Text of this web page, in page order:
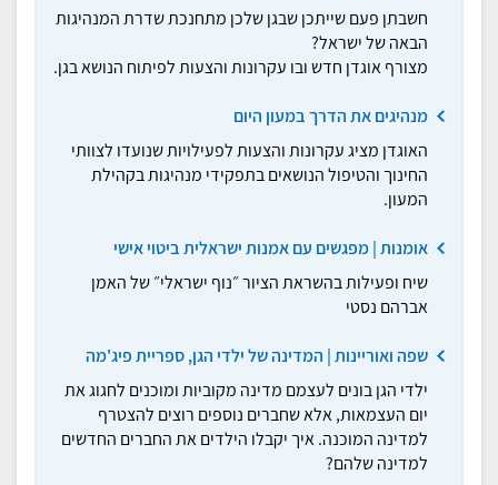
חשבתן פעם שייתכן שבגן שלכן מתחנכת שדרת המנהיגות
הבאה של ישראל?
מצורף אוגדן חדש ובו עקרונות והצעות לפיתוח הנושא בגן.
מנהיגים את הדרך במעון היום
האוגדן מציג עקרונות והצעות לפעילויות שנועדו לצוותי
החינוך והטיפול הנושאים בתפקידי מנהיגות בקהילת
המעון.
אומנות | מפגשים עם אמנות ישראלית ביטוי אישי
שיח ופעילות בהשראת הציור ״נוף ישראלי״ של האמן
אברהם נסטי
שפה ואוריינות | המדינה של ילדי הגן, ספריית פיג'מה
ילדי הגן בונים לעצמם מדינה מקוביות ומוכנים לחגוג את
יום העצמאות, אלא שחברים נוספים רוצים להצטרף
למדינה המוכנה. איך יקבלו הילדים את החברים החדשים
למדינה שלהם?